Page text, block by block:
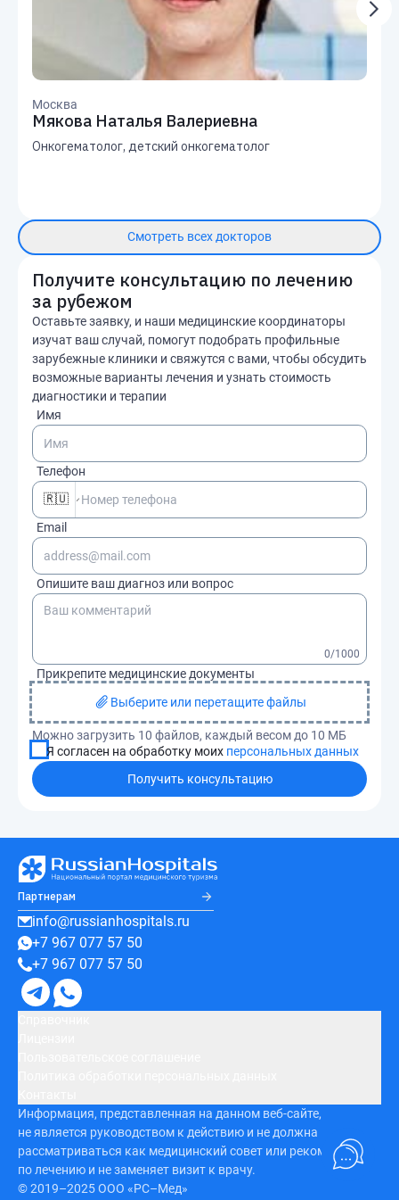
Москва
Мякова Наталья Валериевна
Онкогематолог, детский онкогематолог
Смотреть всех докторов
Получите консультацию по лечению
за рубежом
Оставьте заявку, и наши медицинские координаторы
изучат ваш случай, помогут подобрать профильные
зарубежные клиники и свяжутся с вами, чтобы обсудить
возможные варианты лечения и узнать стоимость
диагностики и терапии
Имя
Телефон
🇷🇺
Email
Опишите ваш диагноз или вопрос
0/1000
Прикрепите медицинские документы
Выберите или перетащите файлы
Можно загрузить 10 файлов, каждый весом до 10 МБ
Я согласен на обработку моих персональных данных
Получить консультацию
Партнерам
info@russianhospitals.ru
+7 967 077 57 50
+7 967 077 57 50
Информация, представленная на данном веб-сайте,
не является руководством к действию и не должна
рассматриваться как медицинский совет или рекомендация
по лечению и не заменяет визит к врачу.
© 2019–2025 ООО «РС–Мед»